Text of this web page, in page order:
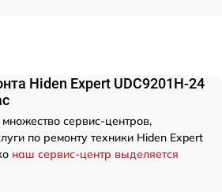
Hiden Expert UDC9201H-24
сервис-центров,
по ремонту техники Hiden Expert
наш сервис-центр выделяется